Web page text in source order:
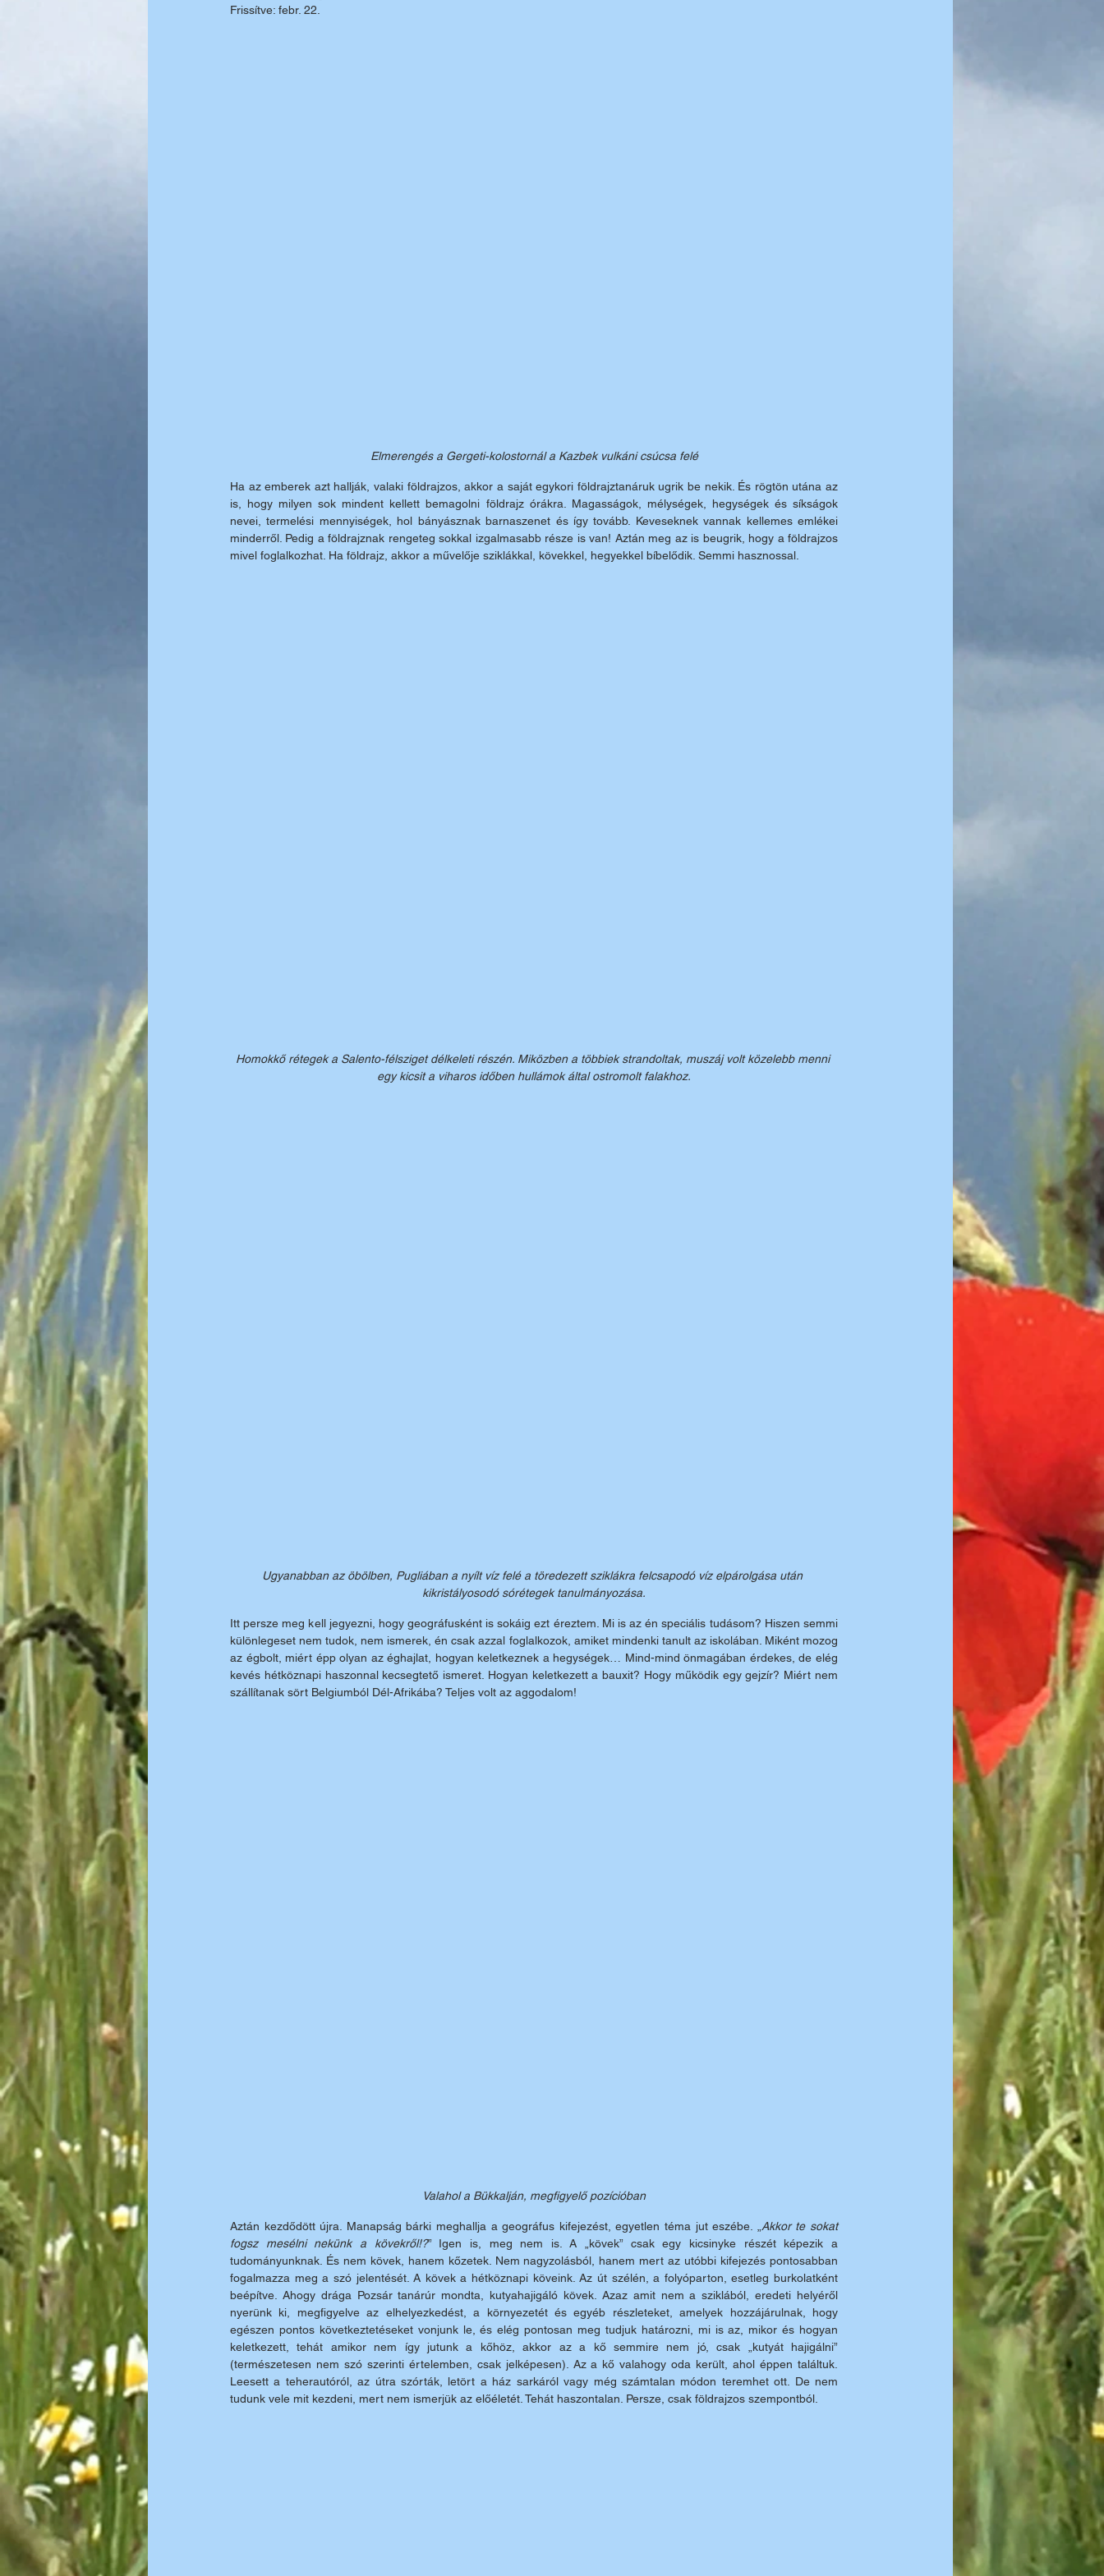
Frissítve: febr. 22.
Elmerengés a Gergeti-kolostornál a Kazbek vulkáni csúcsa felé
Ha az emberek azt hallják, valaki földrajzos, akkor a saját egykori földrajztanáruk ugrik be nekik. És rögtön utána az
is, hogy milyen sok mindent kellett bemagolni földrajz órákra. Magasságok, mélységek, hegységek és síkságok
nevei, termelési mennyiségek, hol bányásznak barnaszenet és így tovább. Keveseknek vannak kellemes emlékei
minderről. Pedig a földrajznak rengeteg sokkal izgalmasabb része is van! Aztán meg az is beugrik, hogy a földrajzos
mivel foglalkozhat. Ha földrajz, akkor a művelője sziklákkal, kövekkel, hegyekkel bíbelődik. Semmi hasznossal.
Homokkő rétegek a Salento-félsziget délkeleti részén. Miközben a többiek strandoltak, muszáj volt közelebb menni
egy kicsit a viharos időben hullámok által ostromolt falakhoz.
Ugyanabban az öbölben, Pugliában a nyílt víz felé a töredezett sziklákra felcsapodó víz elpárolgása után
kikristályosodó sórétegek tanulmányozása.
Itt persze meg kell jegyezni, hogy geográfusként is sokáig ezt éreztem. Mi is az én speciális tudásom? Hiszen semmi
különlegeset nem tudok, nem ismerek, én csak azzal foglalkozok, amiket mindenki tanult az iskolában. Miként mozog
az égbolt, miért épp olyan az éghajlat, hogyan keletkeznek a hegységek… Mind-mind önmagában érdekes, de elég
kevés hétköznapi haszonnal kecsegtető ismeret. Hogyan keletkezett a bauxit? Hogy működik egy gejzír? Miért nem
szállítanak sört Belgiumból Dél-Afrikába? Teljes volt az aggodalom!
Valahol a Bükkalján, megfigyelő pozícióban
Aztán kezdődött újra. Manapság bárki meghallja a geográfus kifejezést, egyetlen téma jut eszébe. „ Akkor te sokat
fogsz mesélni nekünk a kövekről!?” Igen is, meg nem is. A „kövek” csak egy kicsinyke részét képezik a
tudományunknak. És nem kövek, hanem kőzetek. Nem nagyzolásból, hanem mert az utóbbi kifejezés pontosabban
fogalmazza meg a szó jelentését. A kövek a hétköznapi köveink. Az út szélén, a folyóparton, esetleg burkolatként
beépítve. Ahogy drága Pozsár tanárúr mondta, kutyahajigáló kövek. Azaz amit nem a sziklából, eredeti helyéről
nyerünk ki, megfigyelve az elhelyezkedést, a környezetét és egyéb részleteket, amelyek hozzájárulnak, hogy
egészen pontos következtetéseket vonjunk le, és elég pontosan meg tudjuk határozni, mi is az, mikor és hogyan
keletkezett, tehát amikor nem így jutunk a kőhöz, akkor az a kő semmire nem jó, csak „kutyát hajigálni”
(természetesen nem szó szerinti értelemben, csak jelképesen). Az a kő valahogy oda került, ahol éppen találtuk.
Leesett a teherautóról, az útra szórták, letört a ház sarkáról vagy még számtalan módon teremhet ott. De nem
tudunk vele mit kezdeni, mert nem ismerjük az előéletét. Tehát haszontalan. Persze, csak földrajzos szempontból.